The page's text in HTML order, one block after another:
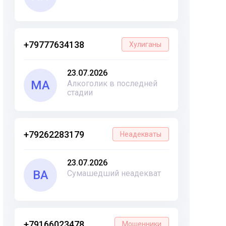
+79777634138 Хулиганы
МА
23.07.2026
Алкоголик в последней
стадии
+79262283179 Неадекваты
ВА
23.07.2026
Сумашедший неадекват
Мошенники